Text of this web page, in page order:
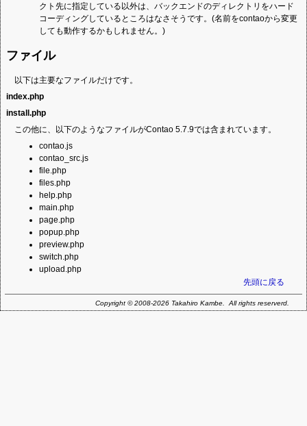
クト先に指定している以外は、バックエンドのディレクトリをハード
コーディングしているところはなさそうです。(名前をcontaoから変更
しても動作するかもしれません。)
ファイル
以下は主要なファイルだけです。
index.php
バックエンド、ウェブサイトを管理するインターフェイスを提供するファイ
ルです。
install.php
インストールツールを提供するファイルです。
この他に、以下のようなファイルがContao 5.7.9では含まれています。
contao.js
contao_src.js
file.php
files.php
help.php
main.php
page.php
popup.php
preview.php
switch.php
upload.php
先頭に戻る
Copyright © 2008-2026 Takahiro Kambe. All rights reserverd.